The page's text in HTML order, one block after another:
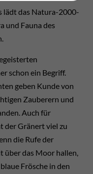
lädt das Natura-2000-
und Fauna des
schon ein Begriff.
geben Kunde von
Zauberern und
Auch für
der Gränert viel zu
die Rufe der
über das Moor hallen,
Frösche in den